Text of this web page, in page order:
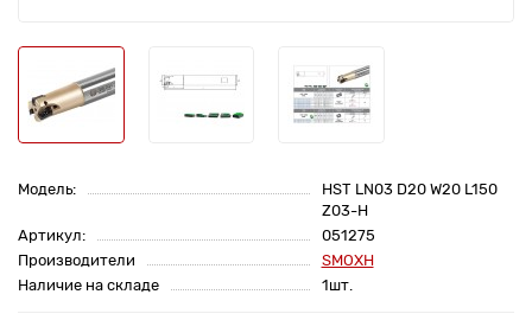
Модель:
HST LN03 D20 W20 L150
Z03-H
Артикул:
051275
Производители
SMOXH
Наличие на складе
1шт.